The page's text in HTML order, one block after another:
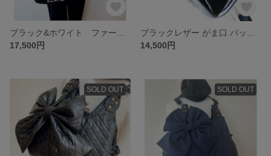
17,500円
14,500円
SOLD OUT SOLD OUT